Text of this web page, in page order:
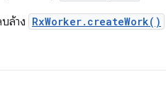
ล้าง RxWorker.createWork()